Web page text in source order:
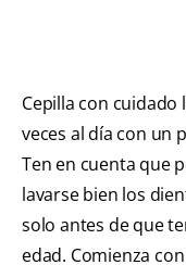
Cepilla con cuidado
veces al día con un
Ten en cuenta que
lavarse bien los
solo antes de que
edad. Comienza